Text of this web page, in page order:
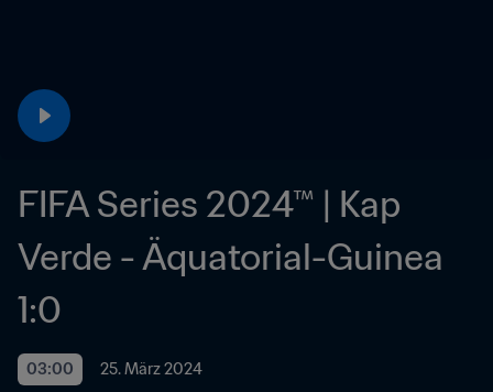
FIFA Series 2024™ | Kap
Verde - Äquatorial-Guinea
1:0
03:00 25. März 2024